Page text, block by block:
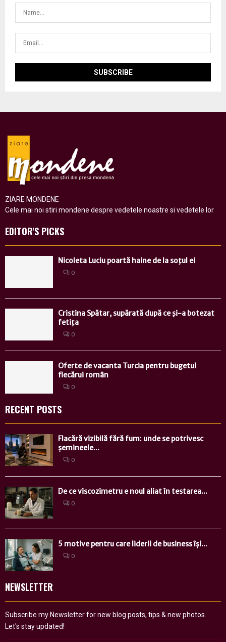
ZIARE MONDENE
Cele mai noi stiri mondene despre vedetele noastre si vedetele lor
EDITOR'S PICKS
Nicoleta Luciu poartă haine de la soţul ei
0
Cristina Spătar, supărată după ce şi-a botezat
fetiţa
0
Oferte de vacanta Turcia pentru bugetul
fiecărui român
0
RECENT POSTS
Flacără vizibilă fără fum: unde se potrivesc
șemineele...
0
De ce viscozimetru e noul aliat în testarea...
0
5 motive pentru care liderii de business își...
0
NEWSLETTER
Subscribe my Newsletter for new blog posts, tips & new photos.
Let's stay updated!